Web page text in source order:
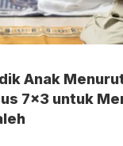
Anak
7×3 untuk